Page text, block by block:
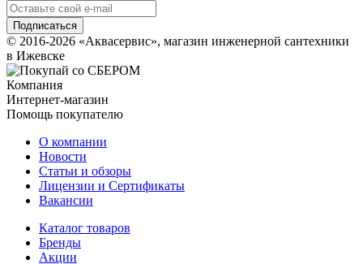
© 2016-2026 «Аквасервис», магазин инженерной сантехники
в Ижевске
Компания
Интернет-магазин
Помощь покупателю
О компании
Новости
Статьи и обзоры
Лицензии и Сертификаты
Вакансии
Каталог товаров
Бренды
Акции